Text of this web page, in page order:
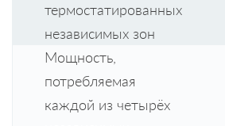
термостатированных
независимых зон
Мощность,
потребляемая
каждой из четырёх